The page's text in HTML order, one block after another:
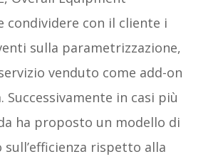
condividere con il cliente i
sulla parametrizzazione,
venduto come add-on
Successivamente in casi più
ha proposto un modello di
rispetto alla